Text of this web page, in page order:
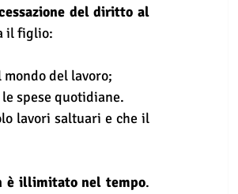
del diritto al
il figlio:
del lavoro;
spese quotidiane.
lavori saltuari e che il
è illimitato nel tempo.